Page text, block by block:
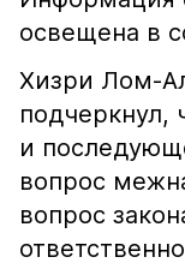
освещена в
Хизри Лом-
подчеркнул,
и
вопрос
вопрос